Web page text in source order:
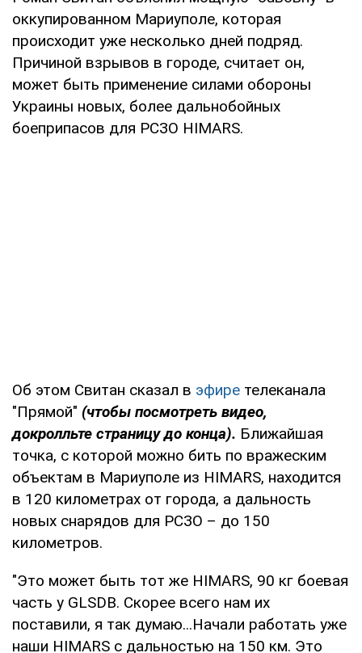
оккупированном Мариуполе, которая
происходит уже несколько дней подряд.
Причиной взрывов в городе, считает он,
может быть применение силами обороны
Украины новых, более дальнобойных
боеприпасов для РСЗО HIMARS.
Об этом Свитан сказал в эфире телеканала
"Прямой" (чтобы посмотреть видео,
докролльте страницу до конца). Ближайшая
точка, с которой можно бить по вражеским
объектам в Мариуполе из HIMARS, находится
в 120 километрах от города, а дальность
новых снарядов для РСЗО – до 150
километров.
"Это может быть тот же HIMARS, 90 кг боевая
часть у GLSDB. Скорее всего нам их
поставили, я так думаю...Начали работать уже
наши HIMARS с дальностью на 150 км. Это